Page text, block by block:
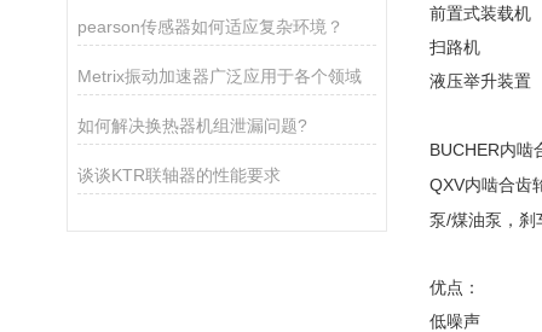
pearson传感器如何适应复杂环境？
Metrix振动加速器广泛应用于各个领域
如何解决换热器机组泄漏问题?
谈谈KTR联轴器的性能要求
前置式装载机
扫路机
液压举升装置
BUCHER内啮
QXV内啮合齿
泵/煤油泵，刹
优点：
低噪声